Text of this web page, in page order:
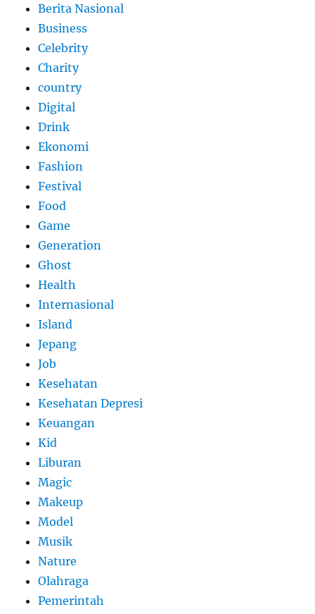
Berita Nasional
Business
Celebrity
Charity
country
Digital
Drink
Ekonomi
Fashion
Festival
Food
Game
Generation
Ghost
Health
Internasional
Island
Jepang
Job
Kesehatan
Kesehatan Depresi
Keuangan
Kid
Liburan
Magic
Makeup
Model
Musik
Nature
Olahraga
Pemerintah